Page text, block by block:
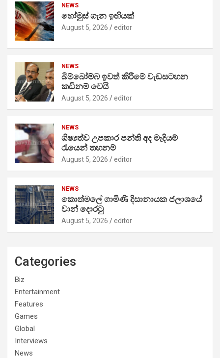
NEWS
හෝමුස් ගැන ඉඟියක්
August 5, 2026 editor
NEWS
බිම්බෝම්බ ඉවත් කිරීමේ වැඩසටහන
කඩිනම් වෙයි
August 5, 2026 editor
NEWS
ශිෂ්‍යත්ව උපකාර පන්ති අද මැදියම්
රැයෙන් තහනම්
August 5, 2026 editor
NEWS
කොත්මලේ ගාමිණී දිසානායක ජලාශයේ
වාන් දොරටු
August 5, 2026 editor
Categories
Biz
Entertainment
Features
Games
Global
Interviews
News